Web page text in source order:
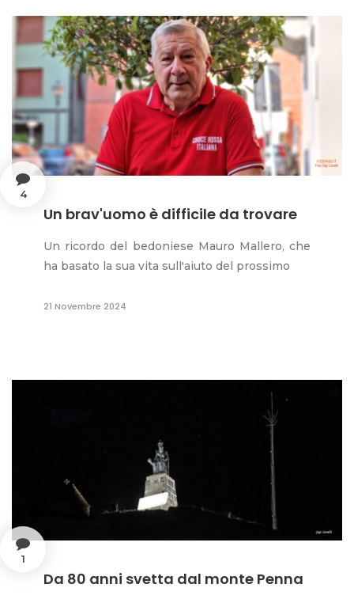
4
Un brav'uomo è difficile da trovare
Un ricordo del bedoniese Mauro Mallero, che
ha basato la sua vita sull'aiuto del prossimo
21 Novembre 2024
1
Da 80 anni svetta dal monte Penna